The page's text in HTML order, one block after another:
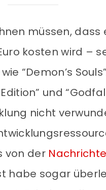
müssen, dass
kosten wird –
“Demon’s
und
nicht
von der
habe sogar